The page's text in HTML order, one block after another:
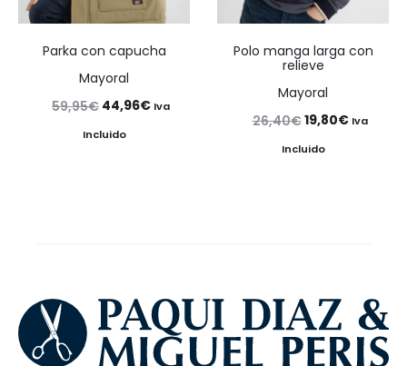
Parka con capucha
Mayoral
59,95€ El
precio
44,96€ElIva
Incluido
Polo manga larga con
relieve
Mayoral
26,40€El
precio
19,80€ElIva
Incluido